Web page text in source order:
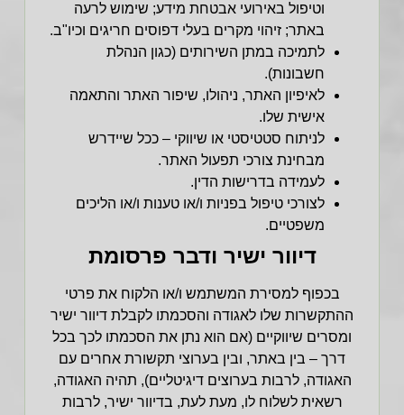
וטיפול באירועי אבטחת מידע; שימוש לרעה
באתר; זיהוי מקרים בעלי דפוסים חריגים וכיו"ב.
לתמיכה במתן השירותים (כגון הנהלת
חשבונות).
לאיפיון האתר, ניהולו, שיפור האתר והתאמה
אישית שלו.
לניתוח סטטיסטי או שיווקי – ככל שיידרש
מבחינת צורכי תפעול האתר.
לעמידה בדרישות הדין.
לצורכי טיפול בפניות ו/או טענות ו/או הליכים
משפטיים.
דיוור ישיר ודבר פרסומת
בכפוף למסירת המשתמש ו/או הלקוח את פרטי
ההתקשרות שלו לאגודה והסכמתו לקבלת דיוור ישיר
ומסרים שיווקיים (אם הוא נתן את הסכמתו לכך בכל
דרך – בין באתר, ובין בערוצי תקשורת אחרים עם
האגודה, לרבות בערוצים דיגיטליים), תהיה האגודה,
רשאית לשלוח לו, מעת לעת, בדיוור ישיר, לרבות